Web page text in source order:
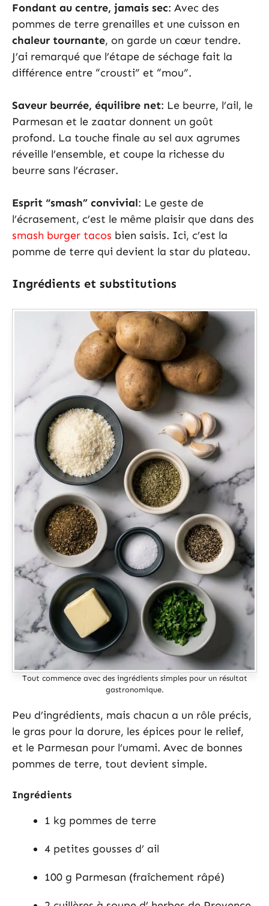
Fondant au centre, jamais sec: Avec des
pommes de terre grenailles et une cuisson en
chaleur tournante, on garde un cœur tendre.
J’ai remarqué que l’étape de séchage fait la
différence entre “crousti” et “mou”.
Saveur beurrée, équilibre net: Le beurre, l’ail, le
Parmesan et le zaatar donnent un goût
profond. La touche finale au sel aux agrumes
réveille l’ensemble, et coupe la richesse du
beurre sans l’écraser.
Esprit “smash” convivial: Le geste de
l’écrasement, c’est le même plaisir que dans des
smash burger tacos bien saisis. Ici, c’est la
pomme de terre qui devient la star du plateau.
Ingrédients et substitutions
Tout commence avec des ingrédients simples pour un résultat
gastronomique.
Peu d’ingrédients, mais chacun a un rôle précis,
le gras pour la dorure, les épices pour le relief,
et le Parmesan pour l’umami. Avec de bonnes
pommes de terre, tout devient simple.
Ingrédients
1 kg pommes de terre
4 petites gousses d’ ail
100 g Parmesan (fraîchement râpé)